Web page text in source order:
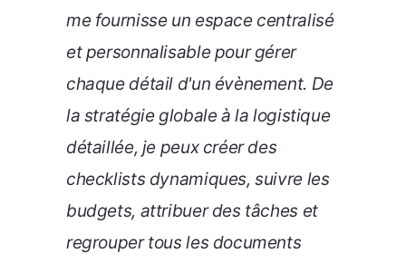
me fournisse un espace centralisé
et personnalisable pour gérer
chaque détail d'un évènement. De
la stratégie globale à la logistique
détaillée, je peux créer des
checklists dynamiques, suivre les
budgets, attribuer des tâches et
regrouper tous les documents